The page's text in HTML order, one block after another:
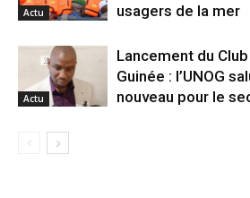
Actu
usagers de la mer
Actu
Lancement du
Guinée : l’UNOG
nouveau pour le